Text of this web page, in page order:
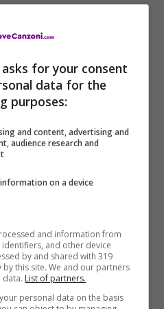
mi chiedono
mi chiedono
non lo so.
for your consent
data for the
purposes:
and content, advertising and
audience research and
on a device
and information from
and other device
by and shared with 319
this site. We and our partners
data. List of partners.
personal data on the basis